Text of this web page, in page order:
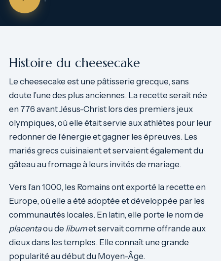
Histoire du cheesecake
Le cheesecake est une pâtisserie grecque, sans
doute l’une des plus anciennes. La recette serait née
en 776 avant Jésus-Christ lors des premiers jeux
olympiques, où elle était servie aux athlètes pour leur
redonner de l’énergie et gagner les épreuves. Les
mariés grecs cuisinaient et servaient également du
gâteau au fromage à leurs invités de mariage.
Vers l’an 1000, les Romains ont exporté la recette en
Europe, où elle a été adoptée et développée par les
communautés locales. En latin, elle porte le nom de
placentaou de libumet servait comme offrande aux
dieux dans les temples. Elle connaît une grande
popularité au début du Moyen-Âge.